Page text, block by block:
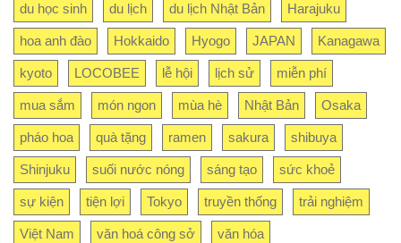
du học sinh du lịch du lịch Nhật Bản Harajuku
hoa anh đào Hokkaido Hyogo JAPAN Kanagawa
kyoto LOCOBEE lễ hội lịch sử miễn phí
mua sắm món ngon mùa hè Nhật Bản Osaka
pháo hoa quà tặng ramen sakura shibuya
Shinjuku suối nước nóng sáng tạo sức khoẻ
sự kiện tiện lợi Tokyo truyền thống trải nghiệm
Việt Nam văn hoá công sở văn hóa